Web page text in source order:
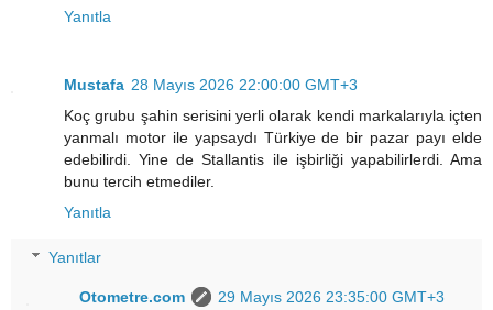
Yanıtla
Mustafa 28 Mayıs 2026 22:00:00 GMT+3
Koç grubu şahin serisini yerli olarak kendi markalarıyla içten
yanmalı motor ile yapsaydı Türkiye de bir pazar payı elde
edebilirdi. Yine de Stallantis ile işbirliği yapabilirlerdi. Ama
bunu tercih etmediler.
Yanıtla
Yanıtlar
Otometre.com
29 Mayıs 2026 23:35:00 GMT+3